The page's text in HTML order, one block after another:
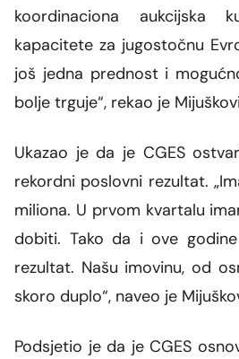
koordinaciona aukcijska
kapacitete za jugostočnu
još jedna prednost i
bolje trguje“, rekao je
Ukazao je da je CGES
rekordni poslovni rezultat.
miliona. U prvom kvartalu
dobiti. Tako da i ove
rezultat. Našu imovinu, od
skoro duplo“, naveo je
Podsjetio je da je CGES